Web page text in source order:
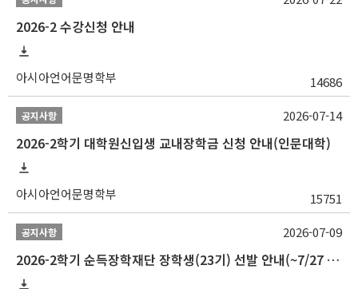
2026-2 수강신청 안내
아시아언어문명학부 14686
공지사항
2026-2학기 대학원신입생 교내장학금 신청 안내(인문대학)
아시아언어문명학부 15751
2026-07-14
공지사항
2026-2학기 순득장학재단 장학생(23기) 선발 안내(~7/27 10:00)
2026-07-09